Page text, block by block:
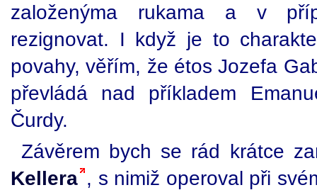
založenýma rukama a v
rezignovat. I když je to
povahy, věřím, že étos Jozefa
převládá nad příkladem
Čurdy.
Závěrem bych se rád krátce
Kellera , s nimiž operoval při